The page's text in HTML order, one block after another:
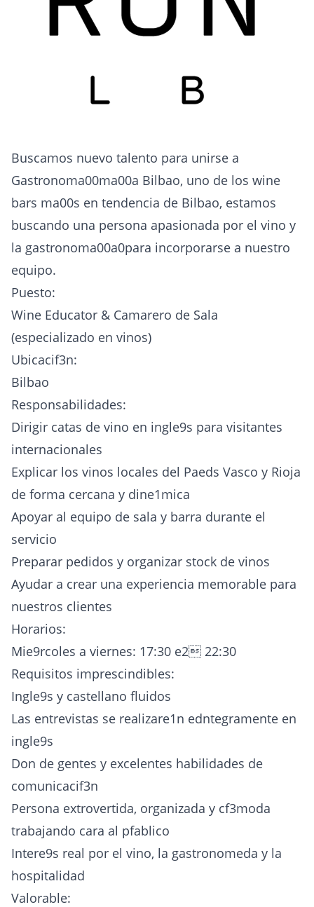
Buscamos nuevo talento para unirse a
Gastronoma00ma00a Bilbao, uno de los wine
bars ma00s en tendencia de Bilbao, estamos
buscando una persona apasionada por el vino y
la gastronoma00a0para incorporarse a nuestro
equipo.
Puesto:
Wine Educator & Camarero de Sala
(especializado en vinos)
Ubicacif3n:
Bilbao
Responsabilidades:
Dirigir catas de vino en ingle9s para visitantes
internacionales
Explicar los vinos locales del Paeds Vasco y Rioja
de forma cercana y dine1mica
Apoyar al equipo de sala y barra durante el
servicio
Preparar pedidos y organizar stock de vinos
Ayudar a crear una experiencia memorable para
nuestros clientes
Horarios:
Mie9rcoles a viernes: 17:30 e2 22:30
Requisitos imprescindibles:
Ingle9s y castellano fluidos
Las entrevistas se realizare1n edntegramente en
ingle9s
Don de gentes y excelentes habilidades de
comunicacif3n
Persona extrovertida, organizada y cf3moda
trabajando cara al pfablico
Intere9s real por el vino, la gastronomeda y la
hospitalidad
Valorable: